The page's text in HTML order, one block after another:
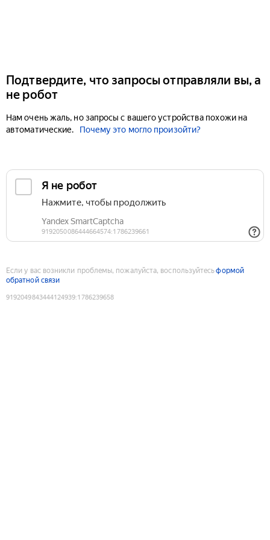
Подтвердите, что запросы отправляли вы, а
не робот
Нам очень жаль, но запросы с вашего устройства похожи на
автоматические.
Почему это могло произойти?
Если у вас возникли проблемы, пожалуйста, воспользуйтесьформой
обратной связи
9192049843444124939:1786239658